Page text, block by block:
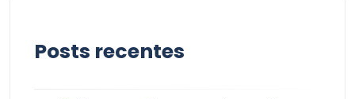
Posts recentes